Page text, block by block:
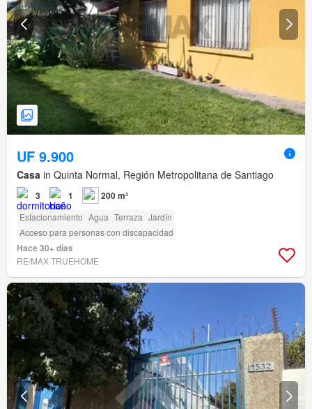
UF 9.900
Casa in Quinta Normal, Región Metropolitana de Santiago
3 1 200 m²
Estacionamiento Agua Terraza Jardín
Acceso para personas con discapacidad
Hace 30+ días
RE/MAX TRUEHOME